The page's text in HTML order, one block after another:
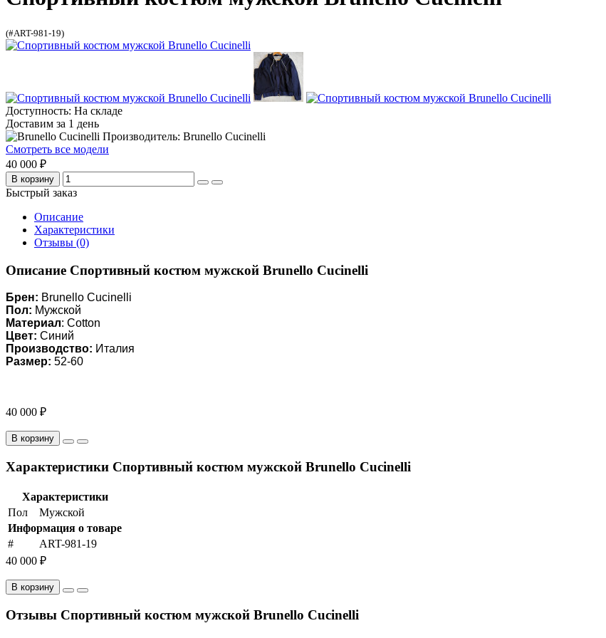
(#ART-981-19)
Доступность: На складе
Доставим за 1 день
Производитель: Brunello Cucinelli
Смотреть все модели
40 000 ₽
В корзину
Быстрый заказ
Описание
Характеристики
Отзывы (0)
Описание Спортивный костюм мужской Brunello Cucinelli
Брен: Brunello Cucinelli
Пол: Мужской
Материал: Cotton
Цвет: Синий
Производство: Италия
Размер: 52-60
40 000 ₽
В корзину
Характеристики Спортивный костюм мужской Brunello Cucinelli
Характеристики
Пол
Мужской
Информация о товаре
#
ART-981-19
40 000 ₽
В корзину
Отзывы Спортивный костюм мужской Brunello Cucinelli